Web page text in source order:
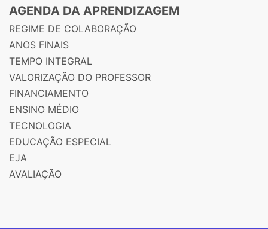
AGENDA DA APRENDIZAGEM
REGIME DE COLABORAÇÃO
ANOS FINAIS
TEMPO INTEGRAL
VALORIZAÇÃO DO PROFESSOR
FINANCIAMENTO
ENSINO MÉDIO
TECNOLOGIA
EDUCAÇÃO ESPECIAL
EJA
AVALIAÇÃO